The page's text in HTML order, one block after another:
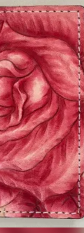
アート・写真
テクノロジー・ガジェット
映像・映画
ビジネス・起業
まちづくり・地域活性化